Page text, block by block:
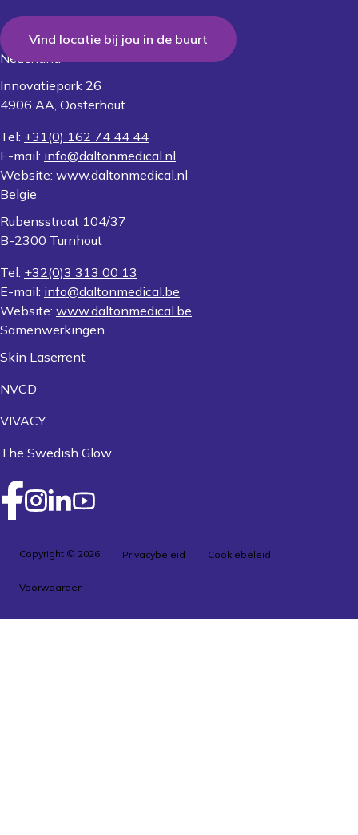
Vind locatie bij jou in de buurt
Nederland
Innovatiepark 26
4906 AA, Oosterhout
Tel: +31(0) 162 74 44 44
E-mail: info@daltonmedical.nl
Website: www.daltonmedical.nl
Belgie
Rubensstraat 104/37
B-2300 Turnhout
Tel: +32(0)3 313 00 13
E-mail: info@daltonmedical.be
Website: www.daltonmedical.be
Samenwerkingen
Skin Laserrent
NVCD
VIVACY
The Swedish Glow
Copyright © 2026 Privacybeleid Cookiebeleid
Voorwaarden